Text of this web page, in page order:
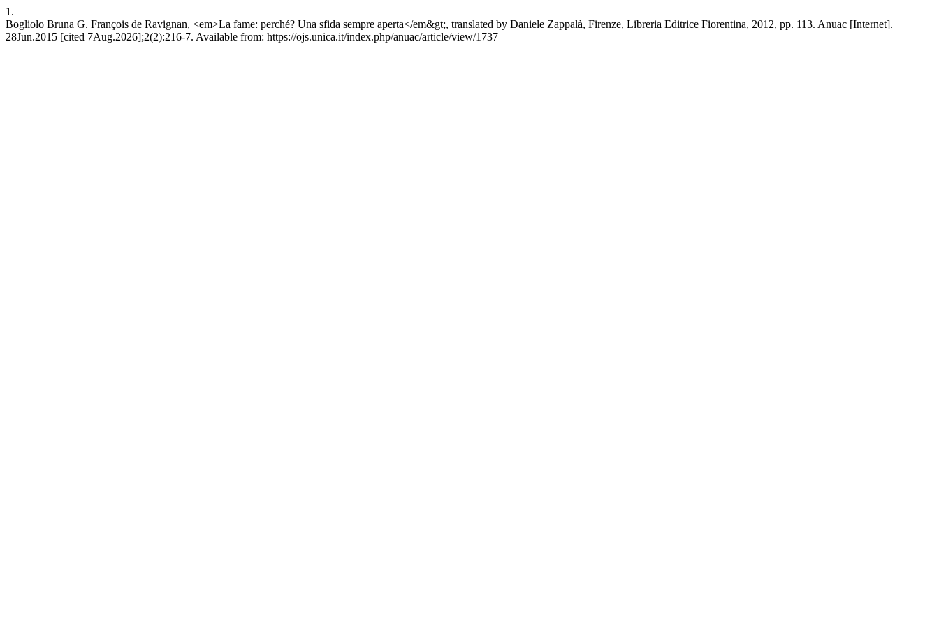
1.
Bogliolo Bruna G. François de Ravignan, <em>La fame: perché? Una sfida sempre aperta</em&gt;, translated by Daniele Zappalà, Firenze, Libreria Editrice Fiorentina, 2012, pp. 113. Anuac [Internet].
28Jun.2015 [cited 7Aug.2026];2(2):216-7. Available from: https://ojs.unica.it/index.php/anuac/article/view/1737